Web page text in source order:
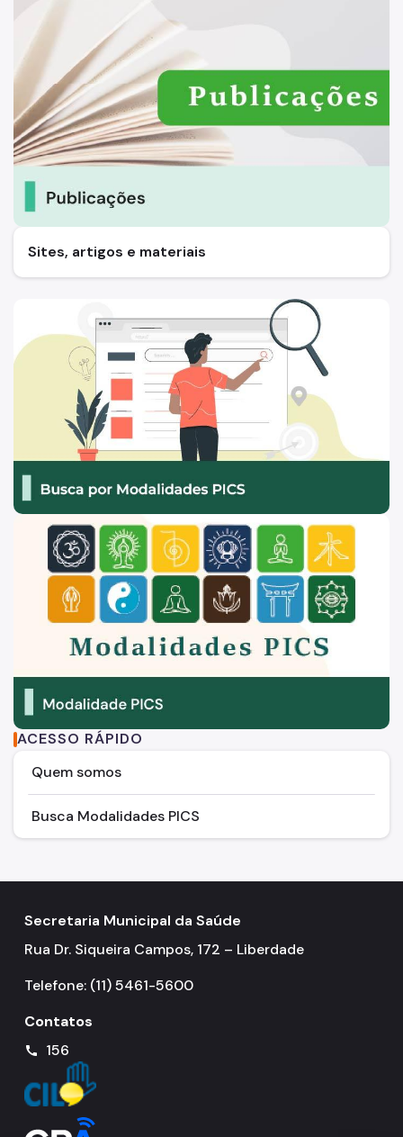
Sites, artigos e materiais
ACESSO RÁPIDO
Quem somos
Busca Modalidades PICS
Secretaria Municipal da Saúde
Rua Dr. Siqueira Campos, 172 – Liberdade
Telefone: (11) 5461-5600
Contatos
call 156